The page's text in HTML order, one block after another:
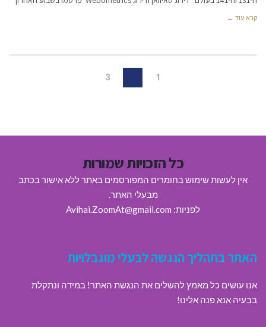
קרא עוד ←
1
3
כל הזכויות שמורות
אין לעשות שימוש בחומרים המפורסמים באתר ללא אישור בכתב
מבעלי האתר.
לפניות: Avihai.ZoomAt@gmail.com
האתר בתהליך הנגשה לבעלי מוגבלויות
אנו עושים כל מאמץ להשלים את הנגשת האתר! במידה ונתקלת
בבעיה אנא פנה אלינו!